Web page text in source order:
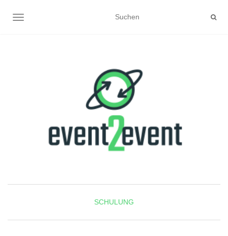
NAVIGATION UMSCHALTEN
SCHULUNG